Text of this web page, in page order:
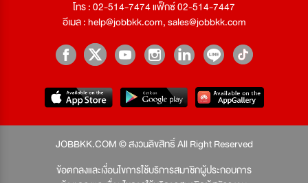
โทร : 02-514-7474 แฟ็กซ์ 02-514-7447
อีเมล :help@jobbkk.com,sales@jobbkk.com
JOBBKK.COM © สงวนลิขสิทธิ์ All Right Reserved
ข้อตกลงและเงื่อนไขการใช้บริการสมาชิกผู้ประกอบการ